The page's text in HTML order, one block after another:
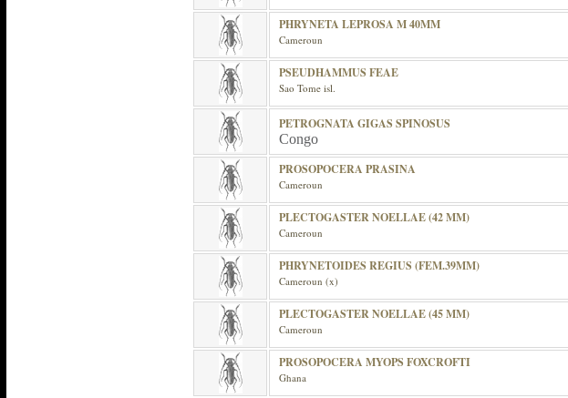
PHRYNETA LEPROSA M 40MM
Cameroun
PSEUDHAMMUS FEAE
Sao Tome isl.
PETROGNATA GIGAS SPINOSUS
Congo
PROSOPOCERA PRASINA
Cameroun
PLECTOGASTER NOELLAE (42 MM)
Cameroun
PHRYNETOIDES REGIUS (FEM.39MM)
Cameroun (x)
PLECTOGASTER NOELLAE (45 MM)
Cameroun
PROSOPOCERA MYOPS FOXCROFTI
Ghana